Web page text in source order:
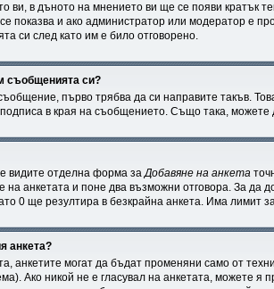
ви, в дъното на мнението ви ще се появи кратък
се показва и ако администратор или модератор
си след като им е било отговорено.
съобщенията си?
първо трябва да си направите такъв.
в края на съобщението. Също така,
видите отделна форма заДобавяне на анкета
на анкетата и поне два възможни отговора. За да
0 ще резултира в безкрайна анкета. Има лимит
анкета?
анкетите могат да бъдат променяни само от
Ако никой не е гласувал на анкетата, можете